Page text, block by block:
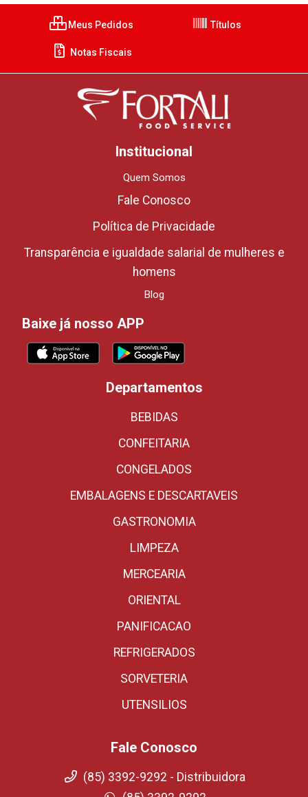
Meus Pedidos Títulos
Notas Fiscais
Institucional
Quem Somos
Fale Conosco
Política de Privacidade
Transparência e igualdade salarial de mulheres e
homens
Blog
Baixe já nosso APP
Departamentos
BEBIDAS
CONFEITARIA
CONGELADOS
EMBALAGENS E DESCARTAVEIS
GASTRONOMIA
LIMPEZA
MERCEARIA
ORIENTAL
PANIFICACAO
REFRIGERADOS
SORVETERIA
UTENSILIOS
Fale Conosco
(85) 3392-9292 - Distribuidora